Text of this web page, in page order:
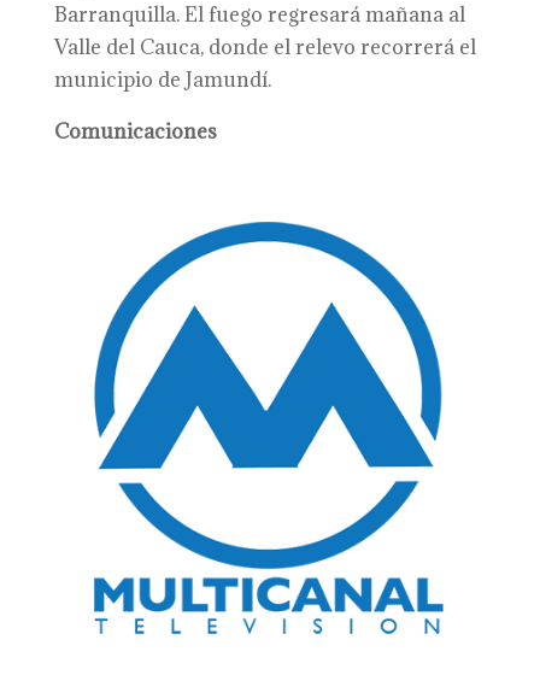
Barranquilla. El fuego regresará mañana al
Valle del Cauca, donde el relevo recorrerá el
municipio de Jamundí.
Comunicaciones